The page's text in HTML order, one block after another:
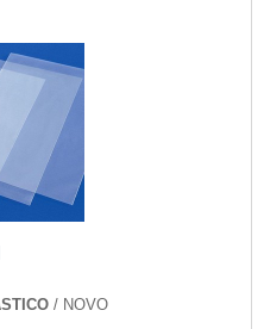
/ NOVO